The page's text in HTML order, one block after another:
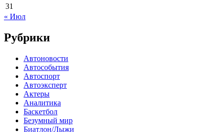
31
« Июл
Рубрики
Автоновости
Автособытия
Автоспорт
Автоэксперт
Актеры
Аналитика
Баскетбол
Безумный мир
Биатлон/Лыжи